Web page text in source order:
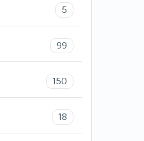
5
99
150
18